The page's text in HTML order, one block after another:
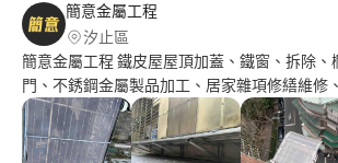
簡意金屬工程
汐止區
簡意金屬工程 鐵皮屋屋頂加蓋、鐵窗、拆除、
門、不銹鋼金屬製品加工、居家雜項修繕維修
室內鐵件